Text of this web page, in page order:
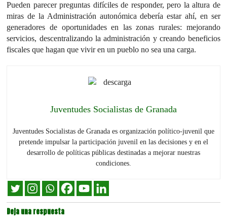
Pueden parecer preguntas difíciles de responder, pero la altura de
miras de la Administración autonómica debería estar ahí, en ser
generadores de oportunidades en las zonas rurales: mejorando
servicios, descentralizando la administración y creando beneficios
fiscales que hagan que vivir en un pueblo no sea una carga.
Juventudes Socialistas de Granada
Juventudes Socialistas de Granada es organización político-juvenil que
pretende impulsar la participación juvenil en las decisiones y en el
desarrollo de políticas públicas destinadas a mejorar nuestras
condiciones.
Deja una respuesta